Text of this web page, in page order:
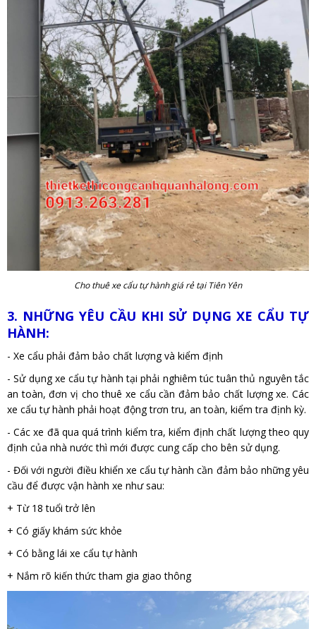
Cho thuê xe cẩu tự hành giá rẻ tại Tiên Yên
3. NHỮNG YÊU CẦU KHI SỬ DỤNG XE CẨU TỰ
HÀNH:
- Xe cẩu phải đảm bảo chất lượng và kiểm định
- Sử dụng xe cẩu tự hành tại phải nghiêm túc tuân thủ nguyên tắc
an toàn, đơn vị cho thuê xe cẩu cần đảm bảo chất lượng xe. Các
xe cẩu tự hành phải hoạt động trơn tru, an toàn, kiểm tra định kỳ.
- Các xe đã qua quá trình kiểm tra, kiểm định chất lượng theo quy
định của nhà nước thì mới được cung cấp cho bên sử dụng.
- Đối với người điều khiển xe cẩu tự hành cần đảm bảo những yêu
cầu để được vận hành xe như sau:
+ Từ 18 tuổi trở lên
+ Có giấy khám sức khỏe
+ Có bằng lái xe cẩu tự hành
+ Nắm rõ kiến thức tham gia giao thông